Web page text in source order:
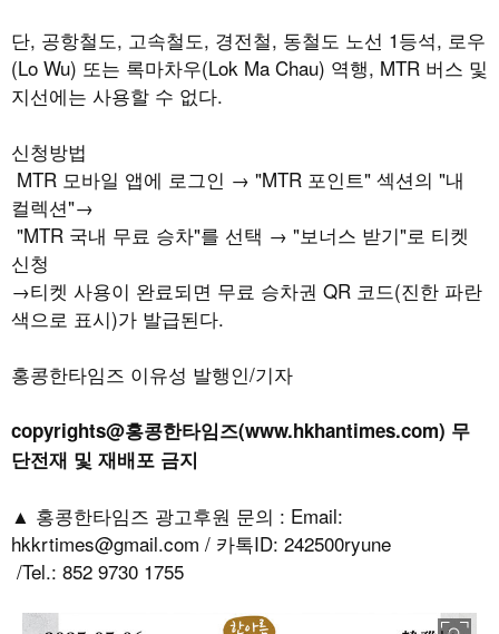
단, 공항철도, 고속철도, 경전철, 동철도 노선 1등석, 로우
(Lo Wu) 또는 록마차우(Lok Ma Chau) 역행, MTR 버스 및
지선에는 사용할 수 없다.
신청방법
MTR 모바일 앱에 로그인 → "MTR 포인트" 섹션의 "내
컬렉션"→
"MTR 국내 무료 승차"를 선택 → "보너스 받기"로 티켓
신청
→티켓 사용이 완료되면 무료 승차권 QR 코드(진한 파란
색으로 표시)가 발급된다.
홍콩한타임즈 이유성 발행인/기자
copyrights@홍콩한타임즈(www.hkhantimes.com) 무
단전재 및 재배포 금지
▲ 홍콩한타임즈 광고후원 문의 : Email:
hkkrtimes@gmail.com / 카톡ID: 242500ryune
/Tel.: 852 9730 1755